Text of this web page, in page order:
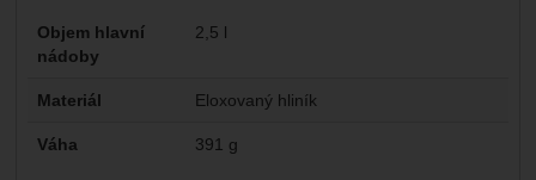
Parametry
Objem hlavní
nádoby
2,5 l
Materiál Eloxovaný hliník
Váha 391 g